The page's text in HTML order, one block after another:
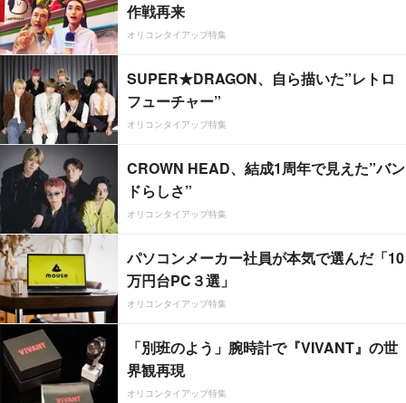
作戦再来
オリコンタイアップ特集
SUPER★DRAGON、自ら描いた”レトロ
フューチャー”
オリコンタイアップ特集
CROWN HEAD、結成1周年で見えた”バン
ドらしさ”
オリコンタイアップ特集
パソコンメーカー社員が本気で選んだ「10
万円台PC３選」
オリコンタイアップ特集
「別班のよう」腕時計で『VIVANT』の世
界観再現
オリコンタイアップ特集